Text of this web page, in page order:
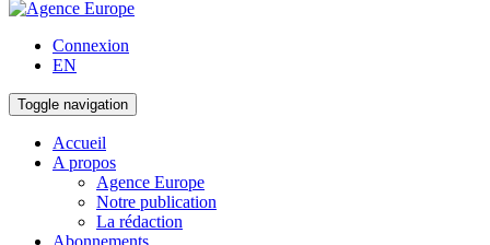
Connexion
EN
Toggle navigation
Accueil
A propos
Agence Europe
Notre publication
La rédaction